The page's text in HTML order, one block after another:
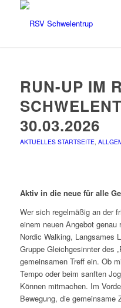
RUN-UP IM
30.03.2026
AKTUELLES STARTSEITE,
Aktiv in die neue für alle
Wer sich regelmäßig an der
einem neuen Angebot genau
Nordic Walking, Langsames
Gruppe Gleichgesinnter des
gemeinsamen Treff ein. Ob
Tempo oder beim sanften
Können mitmachen. Im
Bewegung, die gemeinsame